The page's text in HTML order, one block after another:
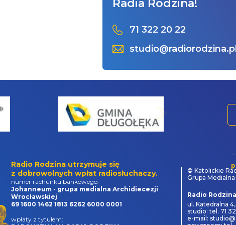
Radia Rodzina!
71 322 20 22
studio@radiorodzina.pl
Radio Rodzina utrzymuje się
z dobrowolnych wpłat radiosłuchaczy.
numer rachunku bankowego:
Johanneum - grupa medialna Archidiecezji
Wrocławskiej
69 1600 1462 1813 6262 6000 0001
wpłaty z tytułem:
© Katolickie
Grupa Medialna
Radio Rodzina
ul. Katedralna
studio: tel. 71
e-mail: